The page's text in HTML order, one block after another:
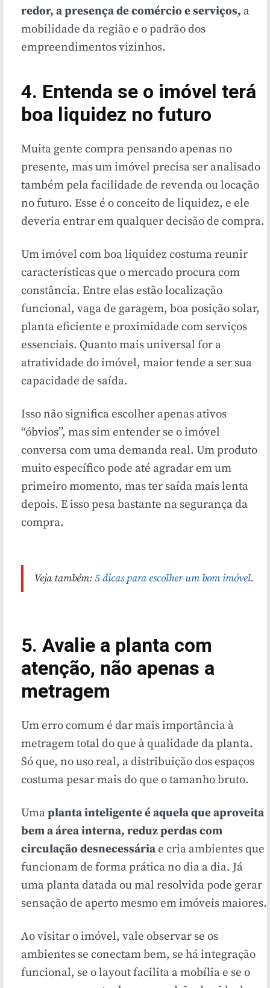
redor, a presença de comércio e serviços, a
mobilidade da região e o padrão dos
empreendimentos vizinhos.
4. Entenda se o imóvel terá
boa liquidez no futuro
Muita gente compra pensando apenas no
presente, mas um imóvel precisa ser analisado
também pela facilidade de revenda ou locação
no futuro. Esse é o conceito de liquidez, e ele
deveria entrar em qualquer decisão de compra.
Um imóvel com boa liquidez costuma reunir
características que o mercado procura com
constância. Entre elas estão localização
funcional, vaga de garagem, boa posição solar,
planta eficiente e proximidade com serviços
essenciais. Quanto mais universal for a
atratividade do imóvel, maior tende a ser sua
capacidade de saída.
Isso não significa escolher apenas ativos
“óbvios”, mas sim entender se o imóvel
conversa com uma demanda real. Um produto
muito específico pode até agradar em um
primeiro momento, mas ter saída mais lenta
depois. E isso pesa bastante na segurança da
compra.
Veja também: 5 dicas para escolher um bom imóvel.
5. Avalie a planta com
atenção, não apenas a
metragem
Um erro comum é dar mais importância à
metragem total do que à qualidade da planta.
Só que, no uso real, a distribuição dos espaços
costuma pesar mais do que o tamanho bruto.
Umaplanta inteligente é aquela que aproveita
bem a área interna, reduz perdas com
circulação desnecessária e cria ambientes que
funcionam de forma prática no dia a dia. Já
uma planta datada ou mal resolvida pode gerar
sensação de aperto mesmo em imóveis maiores.
Ao visitar o imóvel, vale observar se os
ambientes se conectam bem, se há integração
funcional, se o layout facilita a mobília e se o